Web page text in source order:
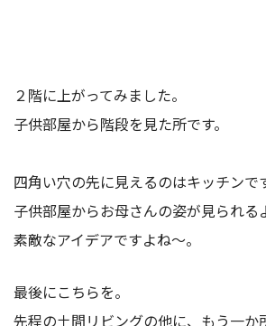
２階に上がってみました。
子供部屋から階段を見た所です。
四角い穴の先に見えるのはキッチンで
子供部屋からお母さんの姿が見られる
素敵なアイデアですよね～。
最後にこちらを。
先程の土間リビングの他に、もう一か